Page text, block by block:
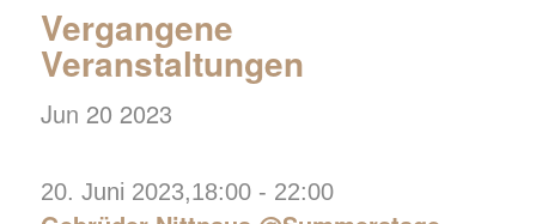
Vergangene
Veranstaltungen
Jun 20 2023
20. Juni 2023,18:00- 22:00